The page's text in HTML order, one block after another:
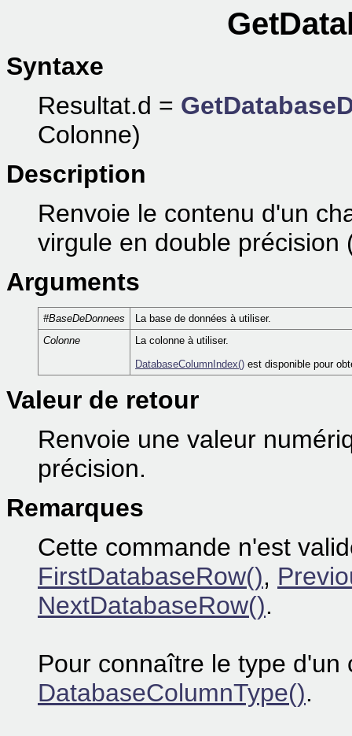
Syntaxe
Resultat.d =
Colonne)
Description
Renvoie le contenu d'un
virgule en double précision
Arguments
#BaseDeDonnees
La base de données à utiliser.
Colonne
La colonne à utiliser.
DatabaseColumnIndex() est disponible pour
Valeur de retour
Renvoie une valeur
précision.
Remarques
Cette commande n'est
FirstDatabaseRow(),
NextDatabaseRow().
Pour connaître le type d'un
DatabaseColumnType().